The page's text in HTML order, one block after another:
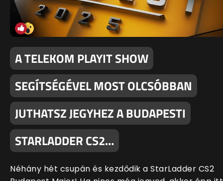
A TELEKOM PLAYIT SHOW
SEGÍTSÉGÉVEL MOST OLCSÓBBAN
JUTHATSZ JEGYHEZ A BUDAPESTI
STARLADDER CS2…
Néhány hét csupán és kezdődik a StarLadder CS2